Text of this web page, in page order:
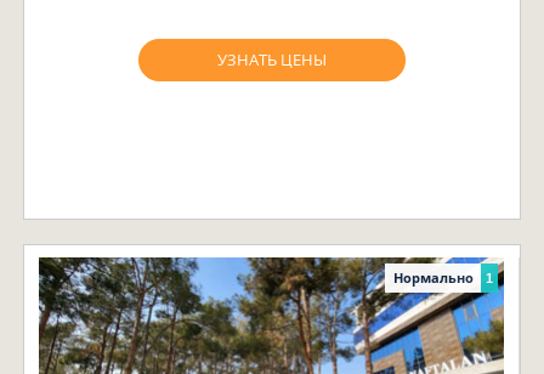
УЗНАТЬ ЦЕНЫ
Нормально 1